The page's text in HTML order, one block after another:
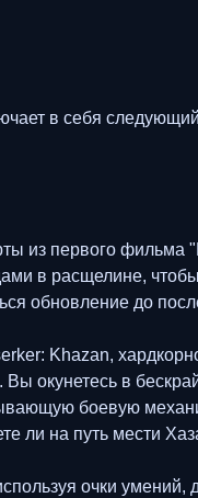
в себя следующий
из первого
в расщелине,
обновление до
Khazan,
окунетесь в
боевую
ли на путь мести
очки